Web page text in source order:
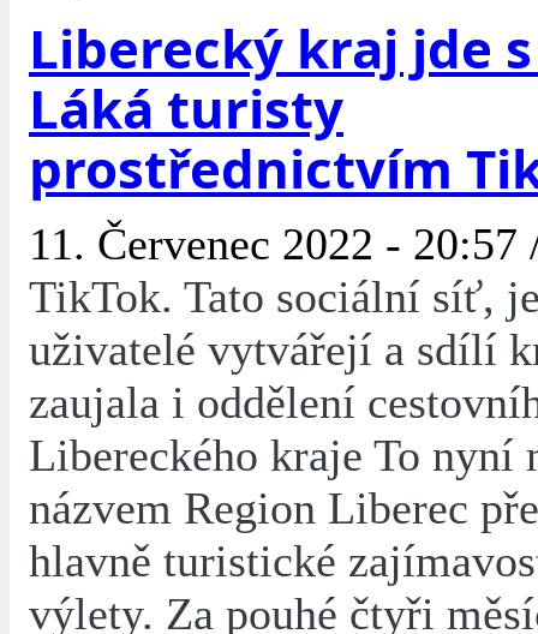
Liberecký kraj jde
Láká turisty
prostřednictvím
11. Červenec 2022 -
TikTok. Tato sociální síť,
uživatelé vytvářejí a sdílí
zaujala i oddělení
Libereckého kraje To nyní
názvem Region Liberec
hlavně turistické
výlety. Za pouhé čtyři